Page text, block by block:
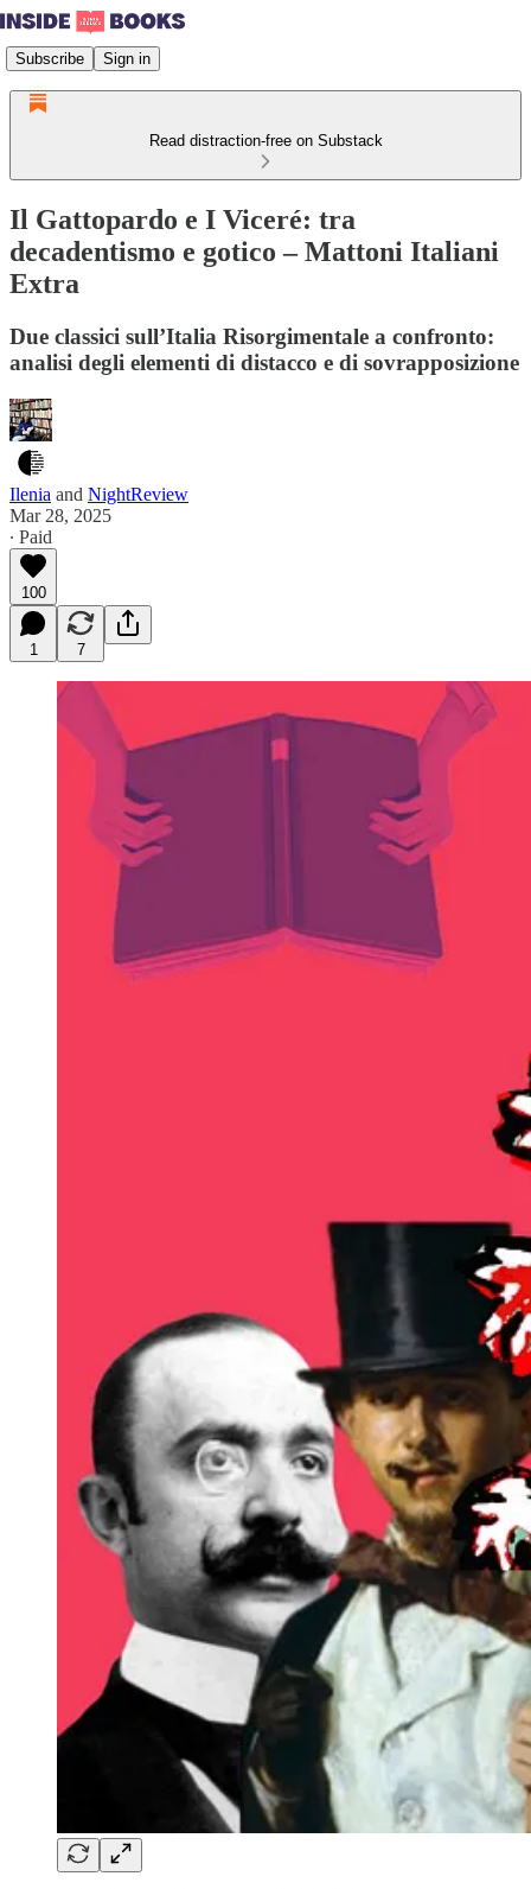
Subscribe Sign in
Read distraction-free on Substack
Il Gattopardo e I Viceré: tra
decadentismo e gotico – Mattoni Italiani
Extra
Due classici sull’Italia Risorgimentale a confronto:
analisi degli elementi di distacco e di sovrapposizione
Ilenia and NightReview
Mar 28, 2025
∙ Paid
100
1 7